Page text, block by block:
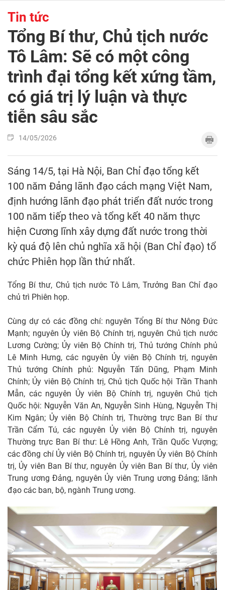
Tin tức
Tổng Bí thư, Chủ tịch nước
Tô Lâm: Sẽ có một công
trình đại tổng kết xứng tầm,
có giá trị lý luận và thực
tiễn sâu sắc
14/05/2026
Sáng 14/5, tại Hà Nội, Ban Chỉ đạo tổng kết
100 năm Đảng lãnh đạo cách mạng Việt Nam,
định hướng lãnh đạo phát triển đất nước trong
100 năm tiếp theo và tổng kết 40 năm thực
hiện Cương lĩnh xây dựng đất nước trong thời
kỳ quá độ lên chủ nghĩa xã hội (Ban Chỉ đạo) tổ
chức Phiên họp lần thứ nhất.
Tổng Bí thư, Chủ tịch nước Tô Lâm, Trưởng Ban Chỉ đạo
chủ trì Phiên họp.
Cùng dự có các đồng chí: nguyên Tổng Bí thư Nông Đức
Mạnh; nguyên Ủy viên Bộ Chính trị, nguyên Chủ tịch nước
Lương Cường; Ủy viên Bộ Chính trị, Thủ tướng Chính phủ
Lê Minh Hưng, các nguyên Ủy viên Bộ Chính trị, nguyên
Thủ tướng Chính phủ: Nguyễn Tấn Dũng, Phạm Minh
Chính; Ủy viên Bộ Chính trị, Chủ tịch Quốc hội Trần Thanh
Mẫn, các nguyên Ủy viên Bộ Chính trị, nguyên Chủ tịch
Quốc hội: Nguyễn Văn An, Nguyễn Sinh Hùng, Nguyễn Thị
Kim Ngân; Ủy viên Bộ Chính trị, Thường trực Ban Bí thư
Trần Cẩm Tú, các nguyên Ủy viên Bộ Chính trị, nguyên
Thường trực Ban Bí thư: Lê Hồng Anh, Trần Quốc Vượng;
các đồng chí Ủy viên Bộ Chính trị, nguyên Ủy viên Bộ Chính
trị, Ủy viên Ban Bí thư, nguyên Ủy viên Ban Bí thư, Ủy viên
Trung ương Đảng, nguyên Ủy viên Trung ương Đảng; lãnh
đạo các ban, bộ, ngành Trung ương.